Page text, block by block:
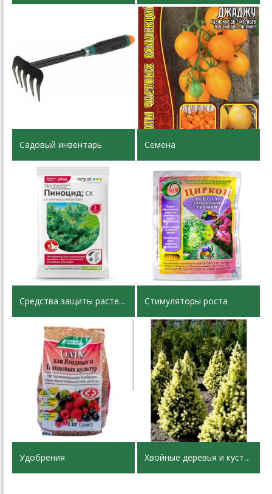
Садовый инвентарь Семена
Средства защиты растений Стимуляторы роста
Удобрения Хвойные деревья и кустарники